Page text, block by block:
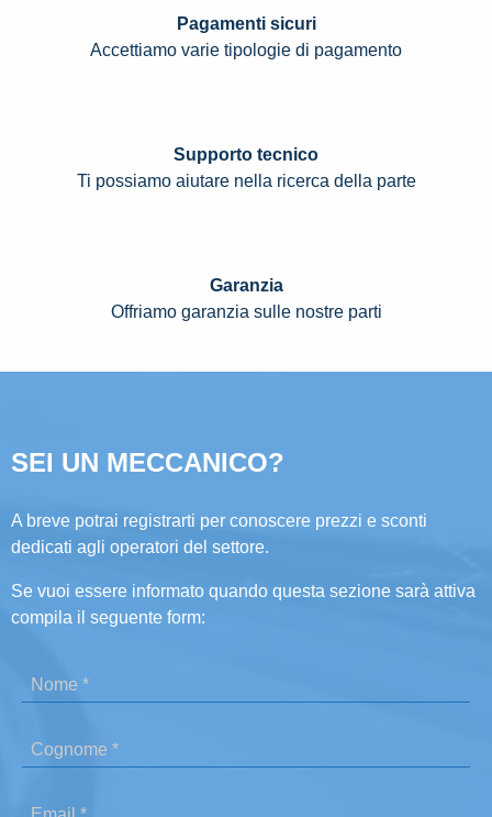
Pagamenti sicuri
Accettiamo varie tipologie di pagamento
Supporto tecnico
Ti possiamo aiutare nella ricerca della parte
Garanzia
Offriamo garanzia sulle nostre parti
SEI UN MECCANICO?
A breve potrai registrarti per conoscere prezzi e sconti
dedicati agli operatori del settore.
Se vuoi essere informato quando questa sezione sarà attiva
compila il seguente form: